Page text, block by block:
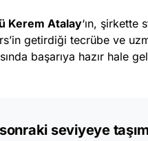
Kerem Atalay‘ın, şirkette
getirdiği tecrübe ve
başarıya hazır hale
seviyeye